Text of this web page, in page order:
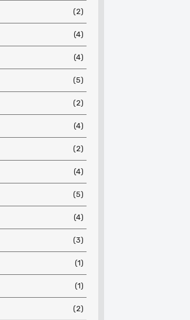
(2)
(4)
(4)
(5)
(2)
(4)
(2)
(4)
(5)
(4)
(3)
(1)
(1)
(2)